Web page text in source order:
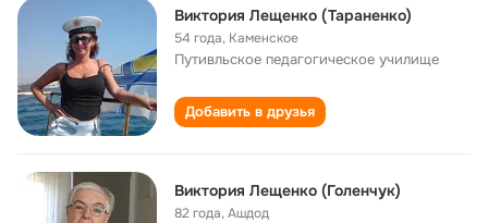
Виктория Лещенко (Тараненко)
54 года, Каменское
Путивльское педагогическое училище
Добавить в друзья
Виктория Лещенко (Голенчук)
82 года,Ашдод